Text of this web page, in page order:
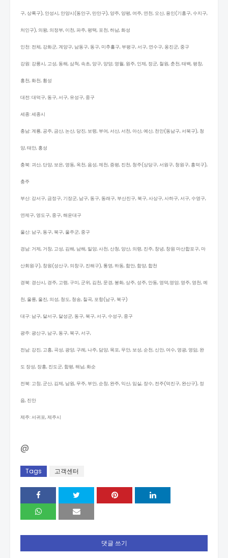
구, 상록구), 안성시, 안양시(동안구, 만안구), 양주, 양평, 여주, 연천, 오산, 용인(기흥구, 수지구,
처인구), 의왕, 의정부, 이천, 파주, 평택, 포천, 하남, 화성
인천: 전체, 강화군, 계양구, 남동구, 동구, 미추홀구, 부평구, 서구, 연수구, 옹진군, 중구
강원: 강릉시, 고성, 동해, 삼척, 속초, 양구, 양양, 영월, 원주, 인제, 정군, 철원, 춘천, 태백, 평창,
홍천, 화천, 횡성
대전: 대덕구, 동구, 서구, 유성구, 중구
세종: 세종시
충남: 계룡, 공주, 금산, 논산, 당진, 보령, 부여, 서산, 서천, 아산, 예산, 천안(동남구, 서북구), 청
양, 태안, 홍성
충북: 괴산, 단양, 보은, 영동, 옥천, 음성, 제천, 증평, 진천, 청주(상당구, 서원구, 청원구, 흥덕구),
충주
부산: 강서구, 금정구, 기장군, 남구, 동구, 동래구, 부산진구, 북구, 사상구, 사하구, 서구, 수영구,
연제구, 영도구, 중구, 해운대구
울산: 남구, 동구, 북구, 울주군, 중구
경남: 거제, 거창, 고성, 김해, 남해, 밀양, 사천, 산청, 양산, 의령, 진주, 창녕, 창원 마산합포구, 마
산회원구), 창원(성산구, 의창구, 진해구), 통영, 하동, 함안, 함양, 합천
경북: 경산시, 경주, 고령, 구미, 군위, 김천, 문경, 봉화, 상주, 성주, 안동, 영덕,영양, 영주, 영천, 예
천, 울릉, 울진, 의성, 청도, 청송, 칠곡, 포항(남구, 북구)
대구: 남구, 달서구, 달성군, 동구, 북구, 서구, 수성구, 중구
광주: 광산구, 남구, 동구, 북구, 서구,
전남: 강진, 고흥, 곡성, 광양, 구례, 나주, 담양, 목포, 무안, 보성, 순천, 신안, 여수, 영광, 영암, 완
도 장성, 장흥, 진도군, 함평, 해남, 화순
전북: 고창, 군산, 김제, 남원, 무주, 부안, 순창, 완주, 익산, 임실, 장수, 전주(덕진구, 완산구), 정
읍, 진안
제주: 서귀포, 제주시
@
Tags 고객센터
댓글 쓰기